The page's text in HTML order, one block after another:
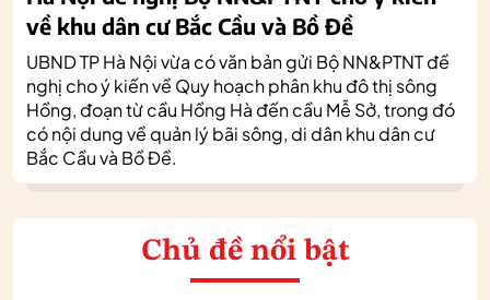
về khu dân cư Bắc Cầu và Bồ Đề
UBND TP Hà Nội vừa có văn bản gửi Bộ NN&PTNT đề
nghị cho ý kiến về Quy hoạch phân khu đô thị sông
Hồng, đoạn từ cầu Hồng Hà đến cầu Mễ Sở, trong đó
có nội dung về quản lý bãi sông, di dân khu dân cư
Bắc Cầu và Bồ Đề.
Chủ đề nổi bật